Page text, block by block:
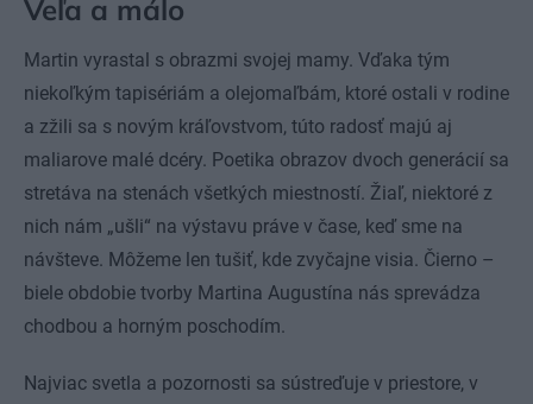
Veľa a málo
Martin vyrastal s obrazmi svojej mamy. Vďaka tým
niekoľkým tapisériám a olejomaľbám, ktoré ostali v rodine
a zžili sa s novým kráľovstvom, túto radosť majú aj
maliarove malé dcéry. Poetika obrazov dvoch generácií sa
stretáva na stenách všetkých miestností. Žiaľ, niektoré z
nich nám „ušli“ na výstavu práve v čase, keď sme na
návšteve. Môžeme len tušiť, kde zvyčajne visia. Čierno –
biele obdobie tvorby Martina Augustína nás sprevádza
chodbou a horným poschodím.
Najviac svetla a pozornosti sa sústreďuje v priestore, v